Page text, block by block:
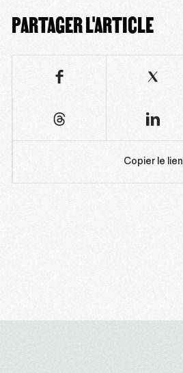
PARTAGER L'ARTICLE
Copier le lien